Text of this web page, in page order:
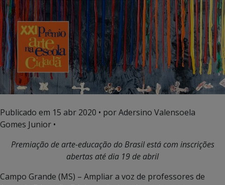
Publicado em 15 abr 2020 • por Adersino Valensoela
Gomes Junior •
Premiação de arte-educação do Brasil está com inscrições
abertas até dia 19 de abril
Campo Grande (MS) – Ampliar a voz de professores de